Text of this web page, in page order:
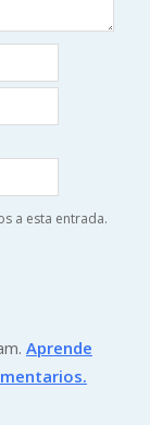
a esta entrada.
Aprende